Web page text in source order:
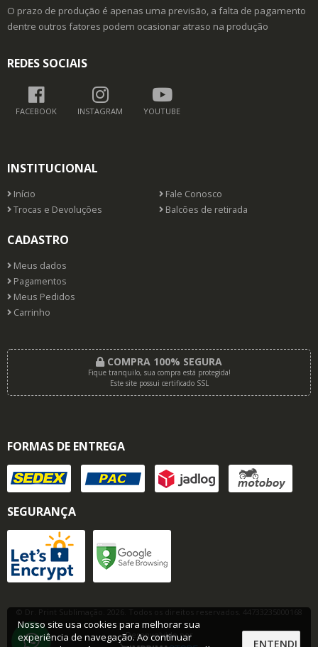
O prazo de produção é apenas uma previsão, a falta de pagamento
dentre outros fatores podem ocasionar atraso na produção
REDES SOCIAIS
FACEBOOK INSTAGRAM YOUTUBE
INSTITUCIONAL
Início
Fale Conosco
Trocas e Devoluções
Balcões de retirada
CADASTRO
Meus dados
Pagamentos
Meus Pedidos
Carrinho
COMPRA 100% SEGURA
Fique tranquilo, sua compra está protegida!
Este site possui certificado SSL
FORMAS DE ENTREGA
SEGURANÇA
© Dr. Print Sublimação. 2026. Todos os direitos reservados. 44733235000168
Desenvolvido por
Nosso site usa cookies para melhorar sua
experiência de navegação. Ao continuar
ENTENDI